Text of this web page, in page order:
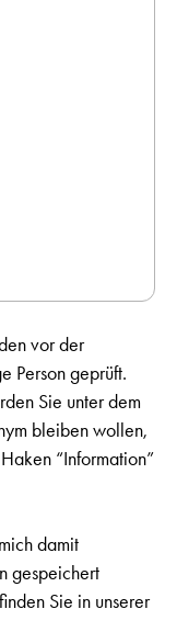
vor der
Person geprüft.
Sie unter dem
bleiben wollen,
“Information”
damit
gespeichert
Sie in unserer